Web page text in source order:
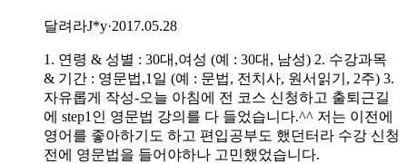
달려라J*y·2017.05.28
1. 연령 & 성별 : 30대,여성 (예 : 30대, 남성) 2. 수강과목
& 기간 : 영문법,1일 (예 : 문법, 전치사, 원서읽기, 2주) 3.
자유롭게 작성-오늘 아침에 전 코스 신청하고 출퇴근길
에 step1인 영문법 강의를 다 들었습니다.^^ 저는 이전에
영어를 좋아하기도 하고 편입공부도 했던터라 수강 신청
전에 영문법을 들어야하나 고민했었습니다.